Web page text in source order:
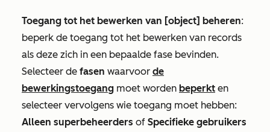
Toegang tot het bewerken van [object] beheren:
beperk de toegang tot het bewerken van records
als deze zich in een bepaalde fase bevinden.
Selecteer de fasen waarvoor de
bewerkingstoegang moet worden beperkt en
selecteer vervolgens wie toegang moet hebben:
Alleen superbeheerders of Specifieke gebruikers